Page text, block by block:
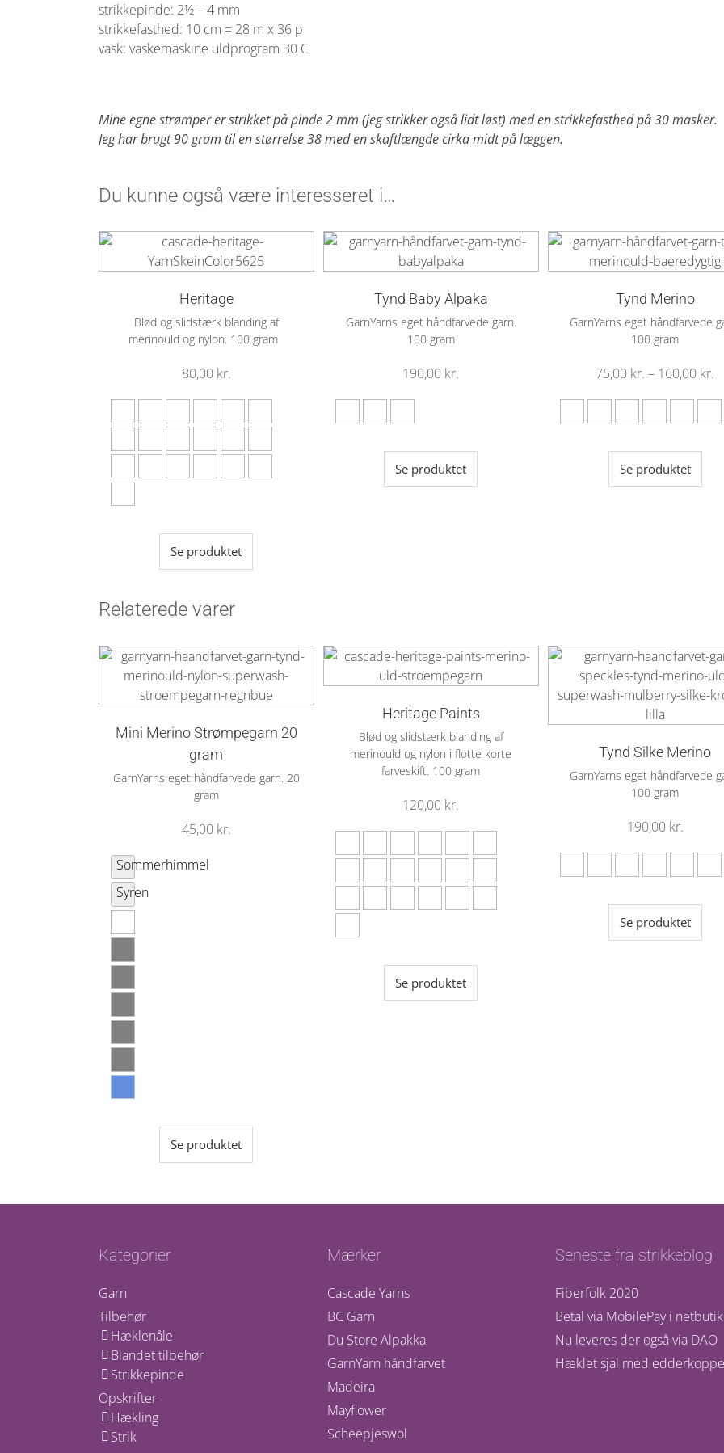
strikkepinde: 2½ – 4 mm
strikkefasthed: 10 cm = 28 m x 36 p
vask: vaskemaskine uldprogram 30 C
Mine egne strømper er strikket på pinde 2 mm (jeg strikker også lidt løst) med en strikkefasthed på 30 masker.
Jeg har brugt 90 gram til en størrelse 38 med en skaftlængde cirka midt på læggen.
Du kunne også være interesseret i…
Heritage
Blød og slidstærk blanding af
merinould og nylon. 100 gram
80,00 kr.
Se produktet
Tynd Baby Alpaka
GarnYarns eget håndfarvede garn.
100 gram
190,00 kr.
Se produktet
Tynd Merino
GarnYarns eget håndfarvede
100 gram
75,00 kr. – 160,00 kr.
Se produktet
Relaterede varer
Mini Merino Strømpegarn 20
gram
GarnYarns eget håndfarvede garn. 20
gram
45,00 kr.
Sommerhimmel
Syren
Se produktet
Heritage Paints
Blød og slidstærk blanding af
merinould og nylon i flotte korte
farveskift. 100 gram
120,00 kr.
Se produktet
Tynd Silke Merino
GarnYarns eget håndfarvede
100 gram
190,00 kr.
Se produktet
Kategorier
Garn
Tilbehør
Hæklenåle
Blandet tilbehør
Strikkepinde
Opskrifter
Hækling
Strik
Mærker
Cascade Yarns
BC Garn
Du Store Alpakka
GarnYarn håndfarvet
Madeira
Mayflower
Scheepjeswol
Seneste fra strikkeblog
Fiberfolk 2020
Betal via MobilePay i
Nu leveres der også via DAO
Hæklet sjal med